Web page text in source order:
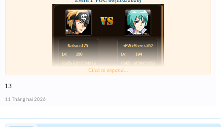
Click to expand...
13
11 Tháng hai 2026